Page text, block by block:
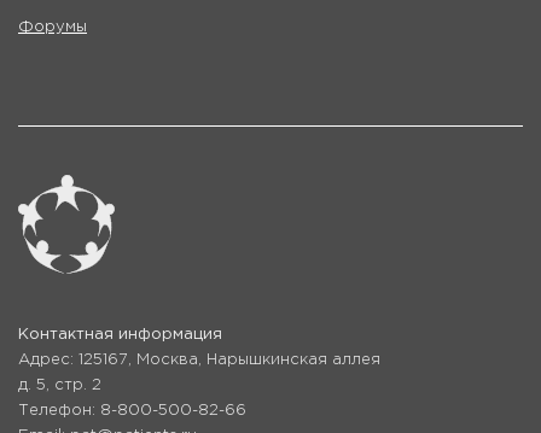
Форумы
Контактная информация
Адрес: 125167, Москва, Нарышкинская аллея
д. 5, стр. 2
Телефон: 8-800-500-82-66